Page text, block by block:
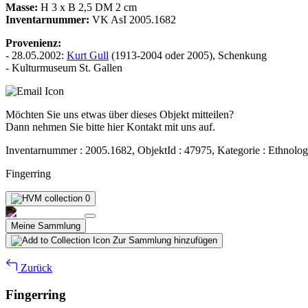
Masse: H 3 x B 2,5 DM 2 cm
Inventarnummer: VK AsI 2005.1682
Provenienz:
- 28.05.2002: Kurt Gull (1913-2004 oder 2005), Schenkung
- Kulturmuseum St. Gallen
Möchten Sie uns etwas über dieses Objekt mitteilen?
Dann nehmen Sie bitte hier Kontakt mit uns auf.
Inventarnummer : 2005.1682, ObjektId : 47975, Kategorie :
Fingerring
0
Meine Sammlung
Zur Sammlung hinzufügen
Zurück
Fingerring